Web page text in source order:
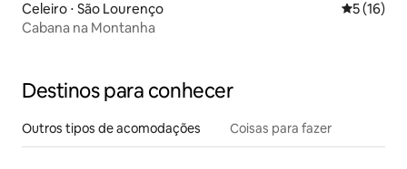
Celeiro ⋅ São Lourenço 5 de uma
5 (16)
Cabana na Montanha
Destinos para conhecer
Outros tipos de acomodações Coisas para fazer